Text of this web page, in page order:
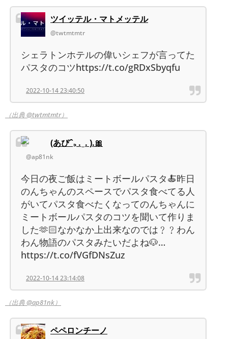
ツイッテル・マトメッテル
@twtmtmtr
シェラトンホテルの偉いシェフが言ってた
パスタのコツhttps://t.co/gRDxSbyqfu
2022-10-14 23:40:50
（出典 @twtmtmtr）
(あぴˆ꜆ . ̫ . ).🎀
@ap81nk
今日の夜ご飯はミートボールパスタ🍝昨日
のんちゃんのスペースでパスタ食べてる人
がいてパスタ食べたくなってのんちゃんに
ミートボールパスタのコツを聞いて作りま
した🫶🏻なかなか上出来なのでは﹖﹖わん
わん物語のパスタみたいだよね🐶…
https://t.co/fVGfDNsZuz
2022-10-14 23:14:08
（出典 @ap81nk）
ペペロンチーノ